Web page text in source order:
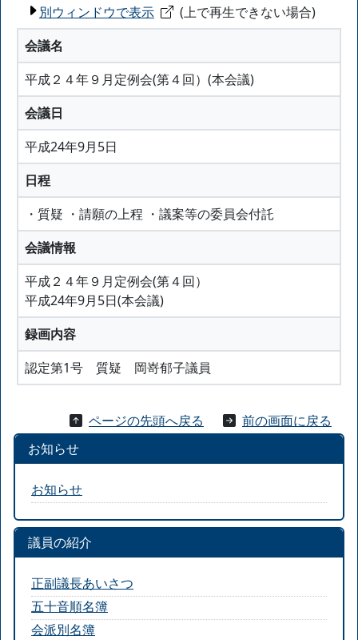
別ウィンドウで表示
(上で再生できない場合)
会議名
平成２４年９月定例会(第４回）(本会議)
会議日
平成24年9月5日
日程
・質疑 ・請願の上程 ・議案等の委員会付託
会議情報
平成２４年９月定例会(第４回）
平成24年9月5日(本会議)
録画内容
認定第1号 質疑 岡嵜郁子議員
ページの先頭へ戻る
前の画面に戻る
お知らせ
お知らせ
議員の紹介
正副議長あいさつ
五十音順名簿
会派別名簿